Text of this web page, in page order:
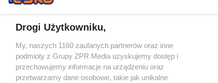
Drogi Użytkowniku,
My, naszych 1160 zaufanych partnerów oraz inne
podmioty z Grupy ZPR Media uzyskujemy dostęp i
przechowujemy informacje na urządzeniu oraz
przetwarzamy dane osobowe, takie jak unikalne